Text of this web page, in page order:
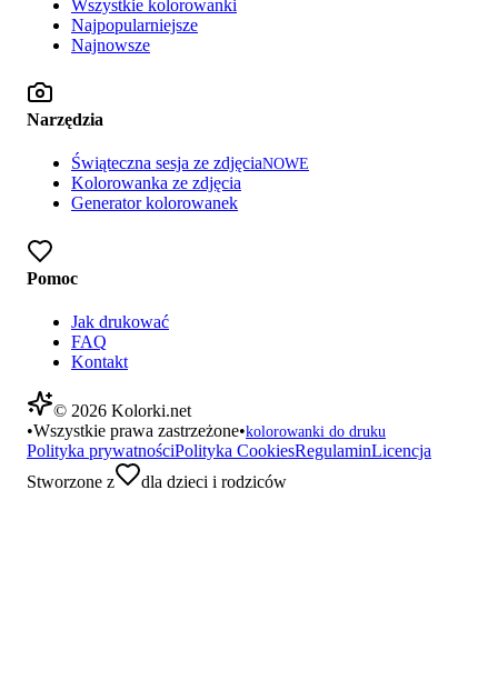
Wszystkie kolorowanki
Najpopularniejsze
Najnowsze
Narzędzia
Świąteczna sesja ze zdjęciaNOWE
Kolorowanka ze zdjęcia
Generator kolorowanek
Pomoc
Jak drukować
FAQ
Kontakt
© 2026 Kolorki.net
•Wszystkie prawa zastrzeżone•kolorowanki do druku
Polityka prywatnościPolityka CookiesRegulaminLicencja
Stworzone z
dla dzieci i rodziców